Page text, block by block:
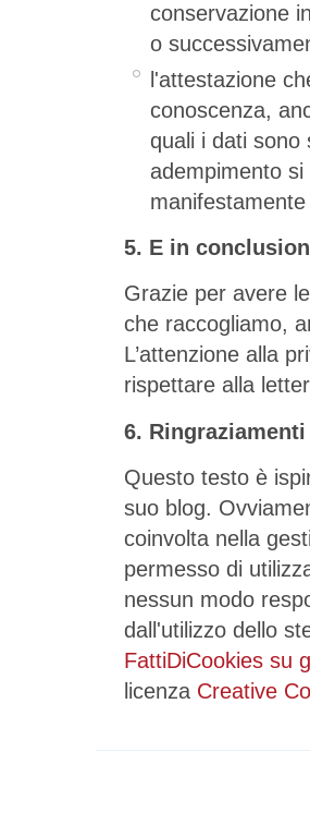
conservazione
o
l'attestazione
conoscenza,
quali i dati sono
adempimento
5. E in
Grazie per avere
che raccogliamo,
L’attenzione alla
rispettare alla
6.
Questo testo è
suo blog.
coinvolta nella
permesso di
nessun modo
dall'utilizzo dello
FattiDiCookies su
licenza Creative